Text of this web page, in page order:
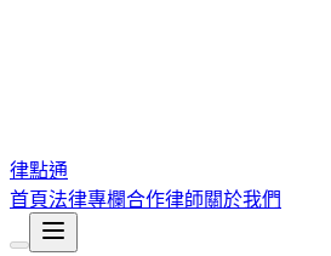
律點通
首頁法律專欄合作律師關於我們